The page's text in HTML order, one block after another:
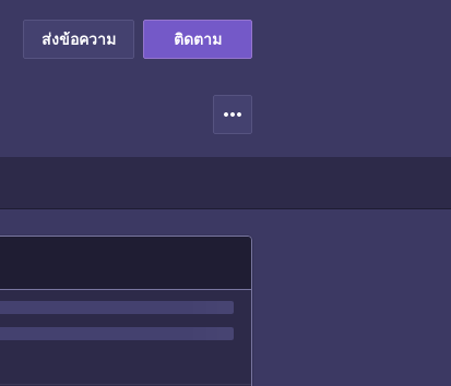
ส่งข้อความ ติดตาม
more_horiz